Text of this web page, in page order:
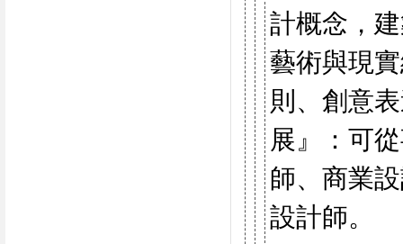
計概念，
藝術與現
則、創意
展』：可
師、商業
設計師。